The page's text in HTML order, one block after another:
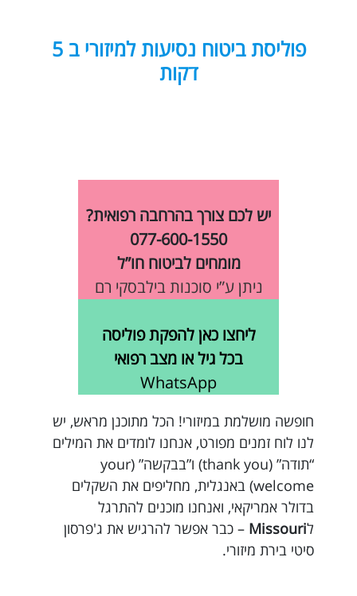
פוליסת ביטוח נסיעות למיזורי ב 5
דקות
יש לכם צורך בהרחבה רפואית?
077-600-1550
מומחים לביטוח חו”ל
ניתן ע”י סוכנות בילבסקי רם
ליחצו כאן להפקת פוליסה
בכל גיל או מצב רפואי
WhatsApp
חופשה מושלמת במיזורי! הכל מתוכנן מראש, יש
לנו לוח זמנים מפורט, אנחנו לומדים את המילים
“תודה” (thank you) ו”בבקשה” (your
welcome) באנגלית, מחליפים את השקלים
בדולר אמריקאי, ואנחנו מוכנים להתרגל
לMissouri – כבר אפשר להרגיש את ג'פרסון
סיטי בירת מיזורי.